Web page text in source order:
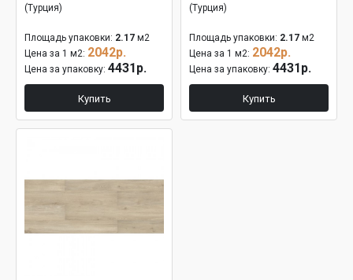
(Турция)
Площадь упаковки: 2.17 м2
Цена за 1 м2: 2042р.
Цена за упаковку: 4431р.
Купить
(Турция)
Площадь упаковки: 2.17 м2
Цена за 1 м2: 2042р.
Цена за упаковку: 4431р.
Купить